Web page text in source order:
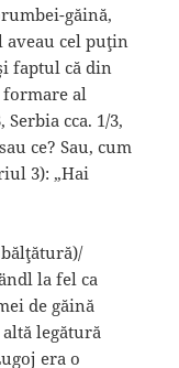
găină,
aveau cel puţin
faptul că din
al
cca. 1/3,
ce? Sau, cum
3): „Hai
la fel ca
de găină
legătură
era o